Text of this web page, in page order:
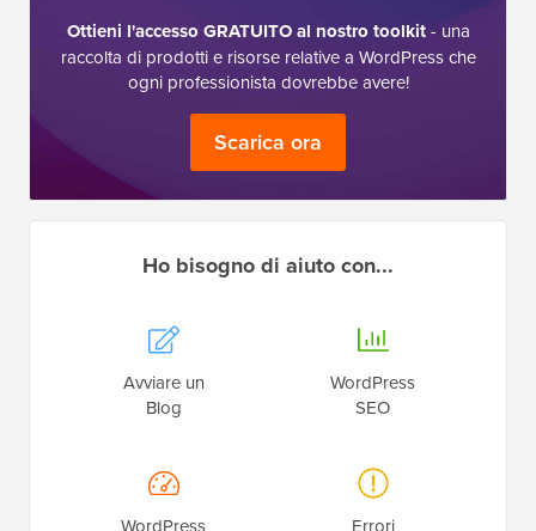
Ottieni l'accesso GRATUITO al nostro toolkit- una
raccolta di prodotti e risorse relative a WordPress che
ogni professionista dovrebbe avere!
Scarica ora
Ho bisogno di aiuto con...
Avviare un
Blog
WordPress
SEO
WordPress Errori